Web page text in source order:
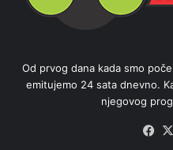
Od prvog dana kada smo
emitujemo 24 sata dnevno.
njegovog